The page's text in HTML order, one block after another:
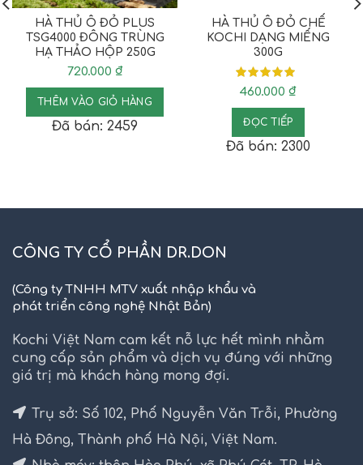
HÀ THỦ Ô ĐỎ PLUS
TSG4000 ĐÔNG TRÙNG
HẠ THẢO HỘP 250G
720.000 ₫
THÊM VÀO GIỎ HÀNG
Đã bán: 2459
HÀ THỦ Ô ĐỎ CHẾ
KOCHI DẠNG MIẾNG
300G
460.000 ₫
ĐỌC TIẾP
Đã bán: 2300
CÔNG TY CỔ PHẦN DR.DON
(Công ty TNHH MTV xuất nhập khẩu và
phát triển công nghệ Nhật Bản)
Kochi Việt Nam cam kết nỗ lực hết mình nhằm
cung cấp sản phẩm và dịch vụ đúng với những
giá trị mà khách hàng mong đợi.
Trụ sở: Số 102, Phố Nguyễn Văn Trỗi, Phường
Hà Đông, Thành phố Hà Nội, Việt Nam.